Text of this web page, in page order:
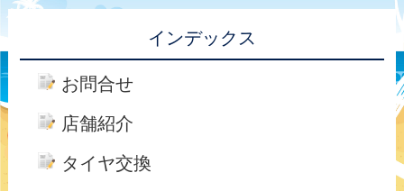
インデックス
お問合せ
店舗紹介
タイヤ交換